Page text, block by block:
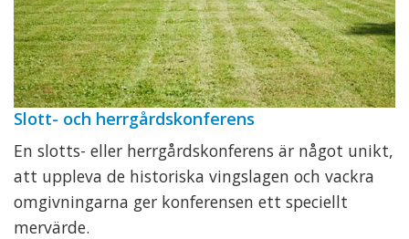
Slott- och herrgårdskonferens
En slotts- eller herrgårdskonferens är något unikt,
att uppleva de historiska vingslagen och vackra
omgivningarna ger konferensen ett speciellt
mervärde.